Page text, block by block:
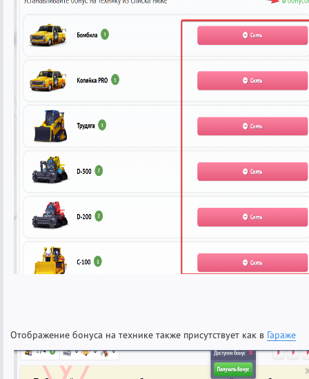
Отображение бонуса на технике также присутствует как в Гараже